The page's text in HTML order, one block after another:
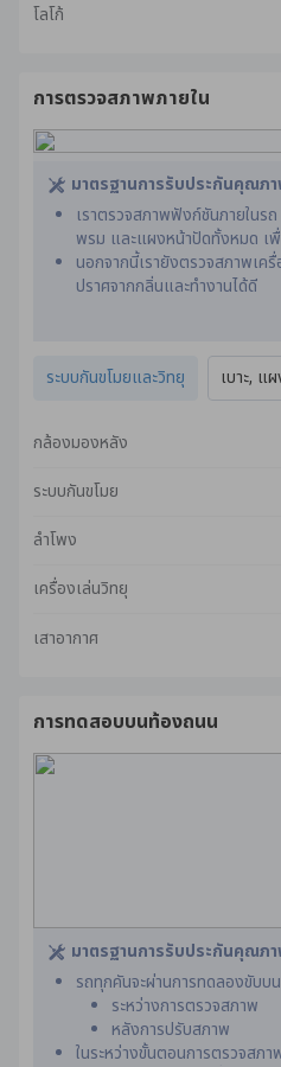
โลโก้
การตรวจสภาพภายใน
มาตรฐานการรับประกันคุณภา
เราตรวจสภาพฟังก์ชันภายในร
พรม และแผงหน้าปัดทั้งหมด เพื่
นอกจากนี้เรายังตรวจสภาพเค
ปราศจากกลิ่นและทํางานได้ดี
กระบวนการปรับสภาพของเรา
การตรวจสภาพภายในและกา
มาตรฐานการรับประกันคุณภาพ
ระบบกันขโมยและวิทยุ เบาะ, แ
กล้องมองหลัง
ระบบกันขโมย
ลำโพง
เครื่องเล่นวิทยุ
เสาอากาศ
การทดสอบบนท้องถนน
มาตรฐานการรับประกันคุณภา
รถทุกคันจะผ่านการทดลองขับบ
ระหว่างการตรวจสภาพ
หลังการปรับสภาพ
ในระหว่างขั้นตอนการตรวจสภา